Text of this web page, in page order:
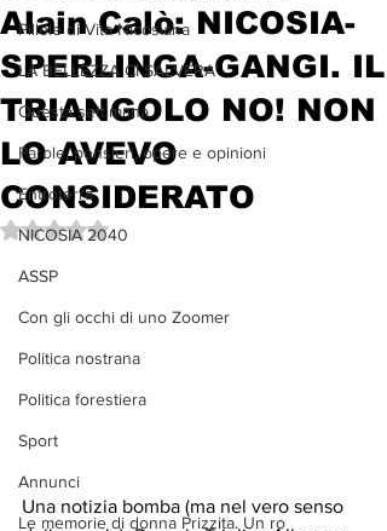
Pillole di Vita Nicosiana
LA BELLEZZA CI SALVERA'
Questa settimana...
Parole, pensieri, opere e opinioni
Entroterra
NICOSIA 2040
ASSP
Con gli occhi di uno Zoomer
Politica nostrana
Politica forestiera
Sport
Annunci
Le memorie di donna Prizzita. Un ro
Alain Calò: NICOSIA-
SPERLINGA-GANGI. IL
TRIANGOLO NO! NON
LO AVEVO
CONSIDERATO
Valutazione NaN stelle su 5.
Una notizia bomba (ma nel vero senso